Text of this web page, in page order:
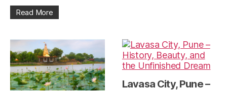
Read More
Lavasa City, Pune –